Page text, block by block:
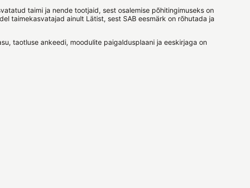
taimi ja nende tootjaid, sest osalemise põhitingimuseks on
taimekasvatajad ainult Lätist, sest SAB eesmärk on rõhutada ja
taotluse ankeedi, moodulite paigaldusplaani ja eeskirjaga on